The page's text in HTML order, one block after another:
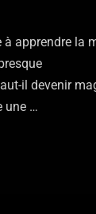
apprendre la
il devenir
une …